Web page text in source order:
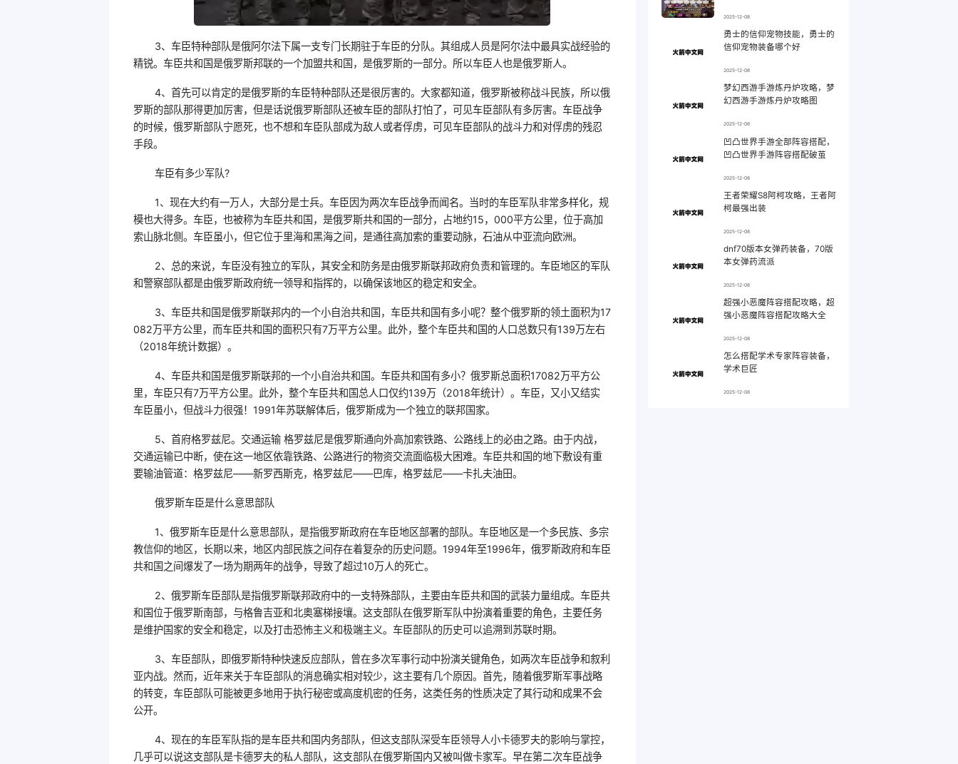
3、车臣特种部队是俄阿尔法下属一支专门长期驻于车臣的分队。其组成人员是阿尔法中最具实战经验的
精锐。车臣共和国是俄罗斯邦联的一个加盟共和国，是俄罗斯的一部分。所以车臣人也是俄罗斯人。
4、首先可以肯定的是俄罗斯的车臣特种部队还是很厉害的。大家都知道，俄罗斯被称战斗民族，所以俄
罗斯的部队那得更加厉害，但是话说俄罗斯部队还被车臣的部队打怕了，可见车臣部队有多厉害。车臣战争
的时候，俄罗斯部队宁愿死，也不想和车臣队部成为敌人或者俘虏，可见车臣部队的战斗力和对俘虏的残忍
手段。
车臣有多少军队?
1、现在大约有一万人，大部分是士兵。车臣因为两次车臣战争而闻名。当时的车臣军队非常多样化，规
模也大得多。车臣，也被称为车臣共和国，是俄罗斯共和国的一部分，占地约15，000平方公里，位于高加
索山脉北侧。车臣虽小，但它位于里海和黑海之间，是通往高加索的重要动脉，石油从中亚流向欧洲。
2、总的来说，车臣没有独立的军队，其安全和防务是由俄罗斯联邦政府负责和管理的。车臣地区的军队
和警察部队都是由俄罗斯政府统一领导和指挥的，以确保该地区的稳定和安全。
3、车臣共和国是俄罗斯联邦内的一个小自治共和国，车臣共和国有多小呢？整个俄罗斯的领土面积为17
082万平方公里，而车臣共和国的面积只有7万平方公里。此外，整个车臣共和国的人口总数只有139万左右
（2018年统计数据）。
4、车臣共和国是俄罗斯联邦的一个小自治共和国。车臣共和国有多小？俄罗斯总面积17082万平方公
里，车臣只有7万平方公里。此外，整个车臣共和国总人口仅约139万（2018年统计）。车臣，又小又结实
车臣虽小，但战斗力很强！1991年苏联解体后，俄罗斯成为一个独立的联邦国家。
5、首府格罗兹尼。交通运输 格罗兹尼是俄罗斯通向外高加索铁路、公路线上的必由之路。由于内战，
交通运输已中断，使在这一地区依靠铁路、公路进行的物资交流面临极大困难。车臣共和国的地下敷设有重
要输油管道：格罗兹尼——新罗西斯克，格罗兹尼——巴库，格罗兹尼——卡扎夫油田。
俄罗斯车臣是什么意思部队
1、俄罗斯车臣是什么意思部队，是指俄罗斯政府在车臣地区部署的部队。车臣地区是一个多民族、多宗
教信仰的地区，长期以来，地区内部民族之间存在着复杂的历史问题。1994年至1996年，俄罗斯政府和车臣
共和国之间爆发了一场为期两年的战争，导致了超过10万人的死亡。
2、俄罗斯车臣部队是指俄罗斯联邦政府中的一支特殊部队，主要由车臣共和国的武装力量组成。车臣共
和国位于俄罗斯南部，与格鲁吉亚和北奥塞梯接壤。这支部队在俄罗斯军队中扮演着重要的角色，主要任务
是维护国家的安全和稳定，以及打击恐怖主义和极端主义。车臣部队的历史可以追溯到苏联时期。
3、车臣部队，即俄罗斯特种快速反应部队，曾在多次军事行动中扮演关键角色，如两次车臣战争和叙利
亚内战。然而，近年来关于车臣部队的消息确实相对较少，这主要有几个原因。首先，随着俄罗斯军事战略
的转变，车臣部队可能被更多地用于执行秘密或高度机密的任务，这类任务的性质决定了其行动和成果不会
公开。
4、现在的车臣军队指的是车臣共和国内务部队，但这支部队深受车臣领导人小卡德罗夫的影响与掌控，
几乎可以说这支部队是卡德罗夫的私人部队，这支部队在俄罗斯国内又被叫做卡家军。早在第二次车臣战争
2025-12-08
勇士的信仰宠物技能，勇士的
信仰宠物装备哪个好
2025-12-08
梦幻西游手游炼丹炉攻略，梦
幻西游手游炼丹炉攻略图
2025-12-08
凹凸世界手游全部阵容搭配，
凹凸世界手游阵容搭配破茧
2025-12-08
王者荣耀S8阿柯攻略，王者阿
柯最强出装
2025-12-08
dnf70版本女弹药装备，70版
本女弹药流派
2025-12-08
超强小恶魔阵容搭配攻略，超
强小恶魔阵容搭配攻略大全
2025-12-08
怎么搭配学术专家阵容装备，
学术巨匠
2025-12-08